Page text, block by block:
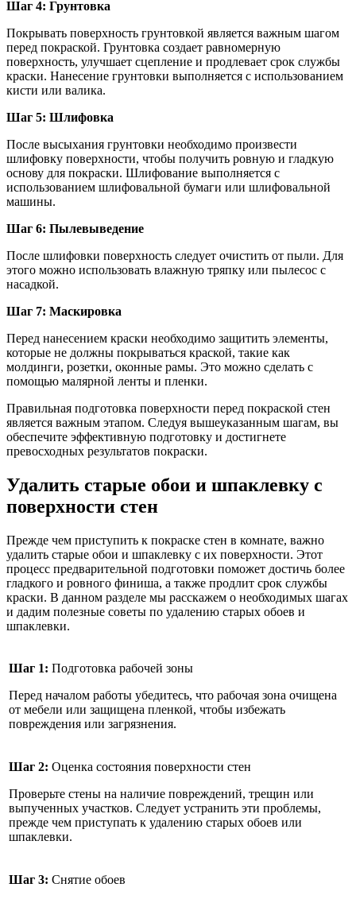
Шаг 4: Грунтовка
Покрывать поверхность грунтовкой является важным шагом
перед покраской. Грунтовка создает равномерную
поверхность, улучшает сцепление и продлевает срок службы
краски. Нанесение грунтовки выполняется с использованием
кисти или валика.
Шаг 5: Шлифовка
После высыхания грунтовки необходимо произвести
шлифовку поверхности, чтобы получить ровную и гладкую
основу для покраски. Шлифование выполняется с
использованием шлифовальной бумаги или шлифовальной
машины.
Шаг 6: Пылевыведение
После шлифовки поверхность следует очистить от пыли. Для
этого можно использовать влажную тряпку или пылесос с
насадкой.
Шаг 7: Маскировка
Перед нанесением краски необходимо защитить элементы,
которые не должны покрываться краской, такие как
молдинги, розетки, оконные рамы. Это можно сделать с
помощью малярной ленты и пленки.
Правильная подготовка поверхности перед покраской стен
является важным этапом. Следуя вышеуказанным шагам, вы
обеспечите эффективную подготовку и достигнете
превосходных результатов покраски.
Удалить старые обои и шпаклевку с
поверхности стен
Прежде чем приступить к покраске стен в комнате, важно
удалить старые обои и шпаклевку с их поверхности. Этот
процесс предварительной подготовки поможет достичь более
гладкого и ровного финиша, а также продлит срок службы
краски. В данном разделе мы расскажем о необходимых шагах
и дадим полезные советы по удалению старых обоев и
шпаклевки.
Шаг 1: Подготовка рабочей зоны
Перед началом работы убедитесь, что рабочая зона очищена
от мебели или защищена пленкой, чтобы избежать
повреждения или загрязнения.
Шаг 2: Оценка состояния поверхности стен
Проверьте стены на наличие повреждений, трещин или
выпученных участков. Следует устранить эти проблемы,
прежде чем приступать к удалению старых обоев или
шпаклевки.
Шаг 3: Снятие обоев